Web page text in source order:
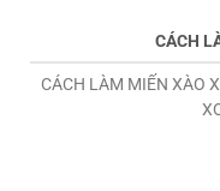
CÁCH
CÁCH LÀM MIẾN XÀO